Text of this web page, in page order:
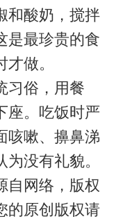
和酸奶，搅拌
是最珍贵的食
做。
俗，用餐
座。吃饭时严
咳嗽、擤鼻涕
没有礼貌。
网络，版权
的原创版权请